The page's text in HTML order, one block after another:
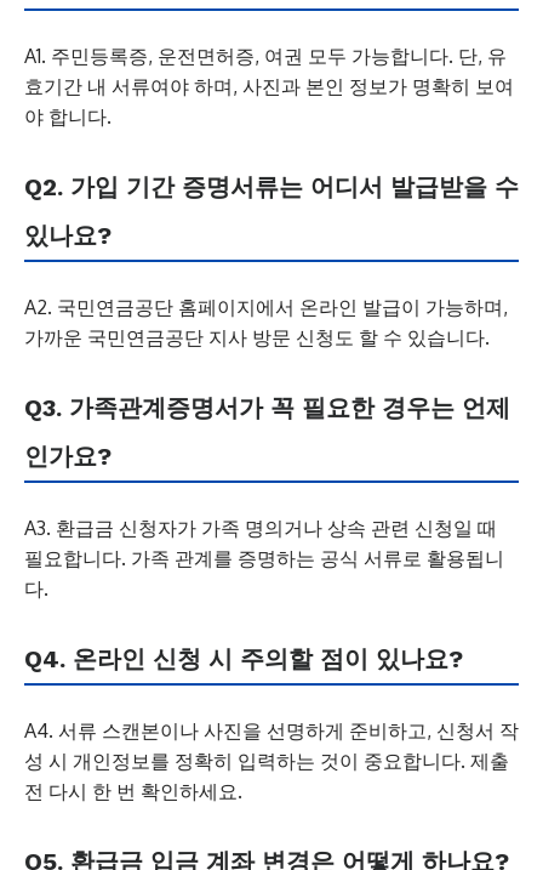
A1. 주민등록증, 운전면허증, 여권 모두 가능합니다. 단, 유
효기간 내 서류여야 하며, 사진과 본인 정보가 명확히 보여
야 합니다.
Q2. 가입 기간 증명서류는 어디서 발급받을 수
있나요?
A2. 국민연금공단 홈페이지에서 온라인 발급이 가능하며,
가까운 국민연금공단 지사 방문 신청도 할 수 있습니다.
Q3. 가족관계증명서가 꼭 필요한 경우는 언제
인가요?
A3. 환급금 신청자가 가족 명의거나 상속 관련 신청일 때
필요합니다. 가족 관계를 증명하는 공식 서류로 활용됩니
다.
Q4. 온라인 신청 시 주의할 점이 있나요?
A4. 서류 스캔본이나 사진을 선명하게 준비하고, 신청서 작
성 시 개인정보를 정확히 입력하는 것이 중요합니다. 제출
전 다시 한 번 확인하세요.
Q5. 환급금 입금 계좌 변경은 어떻게 하나요?